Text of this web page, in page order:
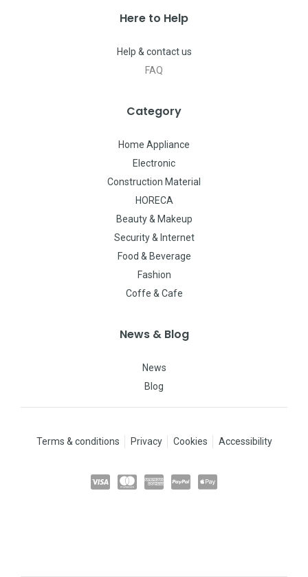
Here to Help
Help & contact us
FAQ
Category
Home Appliance
Electronic
Construction Material
HORECA
Beauty & Makeup
Security & Internet
Food & Beverage
Fashion
Coffe & Cafe
News & Blog
News
Blog
Terms & conditions Privacy Cookies Accessibility